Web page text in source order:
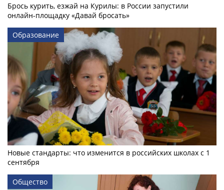
Брось курить, езжай на Курилы: в России запустили
онлайн-­площадку «Давай бросать»
Образование
Новые стандарты: что изменится в российских школах с 1
сентября
Общество